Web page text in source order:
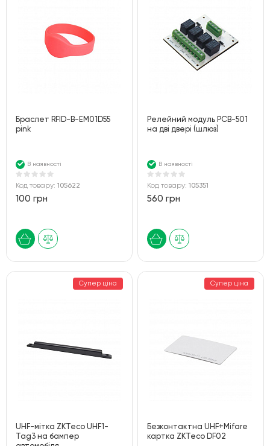
Браслет RFID-B-EM01D55
pink
В наявності
Код товару: 105622
100 грн
Релейний модуль PCB-501
на дві двері (шлюз)
В наявності
Код товару:105351
560 грн
Супер ціна
UHF-мітка ZKTeco UHF1-
Tag3 на бампер
Супер ціна
Безконтактна UHF+Mifare
картка ZKTeco DF02